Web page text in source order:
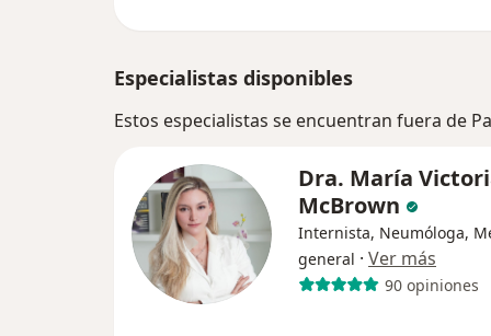
Especialistas disponibles
Estos especialistas se encuentran fuera de
Dra. María
McBrown
Internista, Neumóloga,
general · Ver más
90 opiniones